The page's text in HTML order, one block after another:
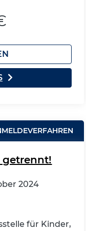
getrennt!
2024
für Kinder,